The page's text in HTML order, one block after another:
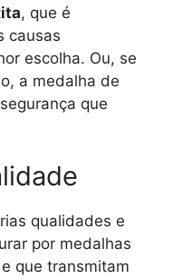
, que é
causas
escolha. Ou, se
a medalha de
que
qualidades e
por medalhas
que transmitam